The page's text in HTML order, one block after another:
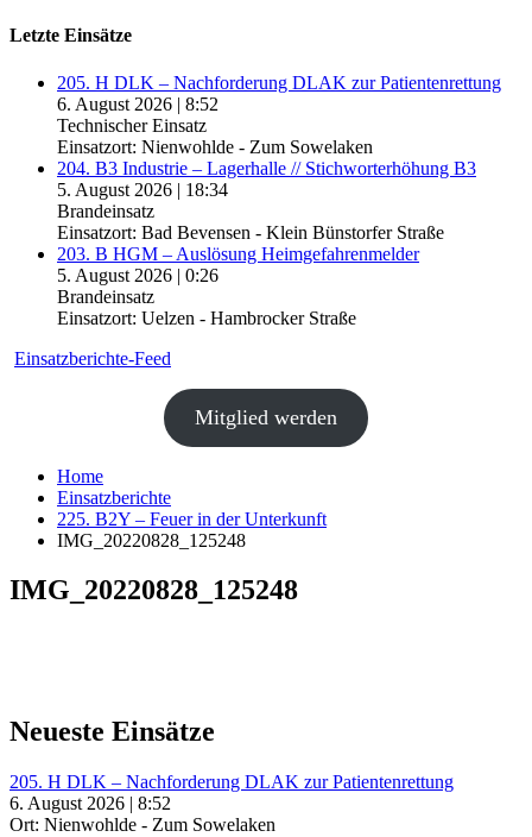
Letzte Einsätze
205. H DLK – Nachforderung DLAK zur Patientenrettung
6. August 2026 | 8:52
Technischer Einsatz
Einsatzort: Nienwohlde - Zum Sowelaken
204. B3 Industrie – Lagerhalle // Stichworterhöhung B3
5. August 2026 | 18:34
Brandeinsatz
Einsatzort: Bad Bevensen - Klein Bünstorfer Straße
203. B HGM – Auslösung Heimgefahrenmelder
5. August 2026 | 0:26
Brandeinsatz
Einsatzort: Uelzen - Hambrocker Straße
Einsatzberichte-Feed
Mitglied werden
Home
Einsatzberichte
225. B2Y – Feuer in der Unterkunft
IMG_20220828_125248
IMG_20220828_125248
Neueste Einsätze
205. H DLK – Nachforderung DLAK zur Patientenrettung
6. August 2026 | 8:52
Ort: Nienwohlde - Zum Sowelaken